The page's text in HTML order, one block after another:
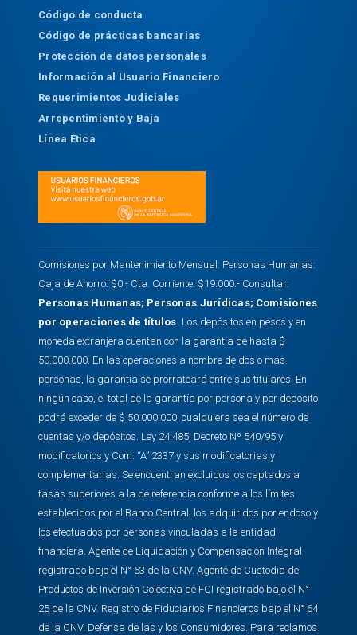
Código de conducta
Código de prácticas bancarias
Protección de datos personales
Información al Usuario Financiero
Requerimientos Judiciales
Arrepentimiento y Baja
Línea Ética
Comisiones por Mantenimiento Mensual: Personas Humanas:
Caja de Ahorro: $0.- Cta. Corriente: $19.000.- Consultar:
Personas Humanas; Personas Jurídicas; Comisiones
por operaciones de títulos . Los depósitos en pesos y en
moneda extranjera cuentan con la garantía de hasta $
50.000.000. En las operaciones a nombre de dos o más
personas, la garantía se prorrateará entre sus titulares. En
ningún caso, el total de la garantía por persona y por depósito
podrá exceder de $ 50.000.000, cualquiera sea el número de
cuentas y/o depósitos. Ley 24.485, Decreto Nº 540/95 y
modificatorios y Com. “A” 2337 y sus modificatorias y
complementarias. Se encuentran excluidos los captados a
tasas superiores a la de referencia conforme a los límites
establecidos por el Banco Central, los adquiridos por endoso y
los efectuados por personas vinculadas a la entidad
financiera. Agente de Liquidación y Compensación Integral
registrado bajo el N° 63 de la CNV. Agente de Custodia de
Productos de Inversión Colectiva de FCI registrado bajo el N°
25 de la CNV. Registro de Fiduciarios Financieros bajo el N° 64
de la CNV. Defensa de las y los Consumidores. Para reclamos